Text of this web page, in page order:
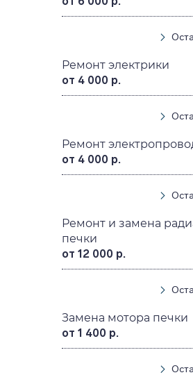
Ремонт электрики
от 4 000 р.
Ремонт
от 4 000 р.
Ремонт и замена
печки
от 12 000 р.
Замена мотора печки
от 1 400 р.